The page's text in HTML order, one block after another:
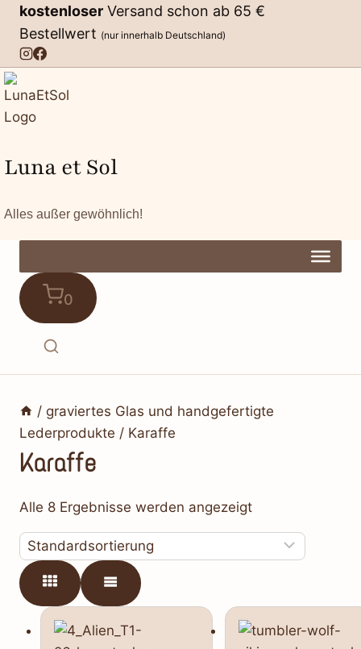
Zum
Inhalt
springen
kostenloser Versand schon ab 65 €
Bestellwert (nur innerhalb Deutschland)
Luna et Sol
Alles außer gewöhnlich!
0
/ graviertes Glas und handgefertigte
Lederprodukte / Karaffe
Karaffe
Alle 8 Ergebnisse werden angezeigt